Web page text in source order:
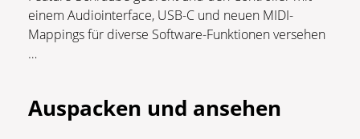
einem Audiointerface, USB-C und neuen MIDI-
Mappings für diverse Software-Funktionen versehen
…
Auspacken und ansehen